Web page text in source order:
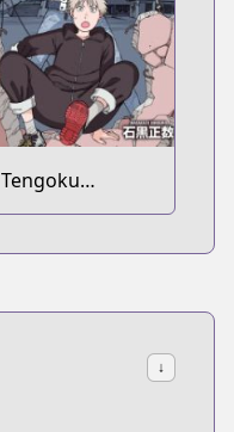
Tengoku
Daimakyou
↓